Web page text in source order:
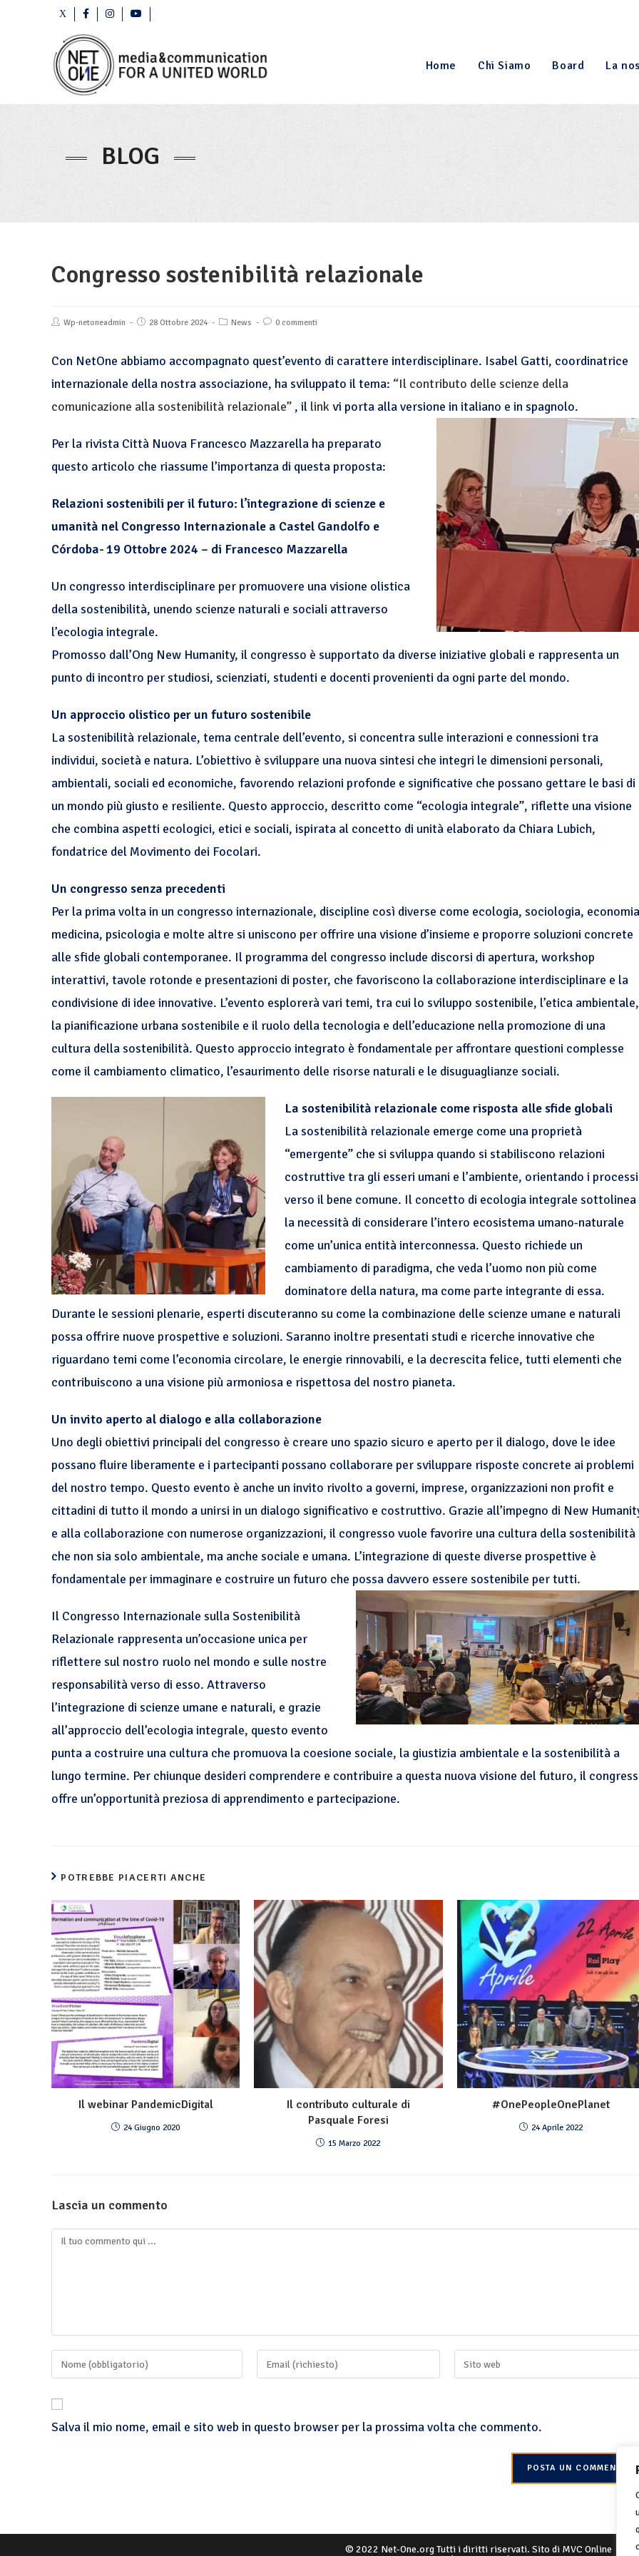
Home Chi Siamo Board La
BLOG
Congresso sostenibilità relazionale
Wp-netoneadmin 28 Ottobre 2024 News 0 commenti
Con NetOne abbiamo accompagnato quest’evento di carattere interdisciplinare. Isabel Gatti, coordinatrice
internazionale della nostra associazione, ha sviluppato il tema: “Il contributo delle scienze della
comunicazione alla sostenibilità relazionale” , il link vi porta alla versione in italiano e in spagnolo.
Per la rivista Città Nuova Francesco Mazzarella ha preparato
questo articolo che riassume l’importanza di questa proposta:
Relazioni sostenibili per il futuro: l’integrazione di scienze e
umanità nel Congresso Internazionale a Castel Gandolfo e
Córdoba- 19 Ottobre 2024 – di Francesco Mazzarella
Un congresso interdisciplinare per promuovere una visione olistica
della sostenibilità, unendo scienze naturali e sociali attraverso
l’ecologia integrale.
Promosso dall’Ong New Humanity, il congresso è supportato da diverse iniziative globali e rappresenta un
punto di incontro per studiosi, scienziati, studenti e docenti provenienti da ogni parte del mondo.
Un approccio olistico per un futuro sostenibile
La sostenibilità relazionale, tema centrale dell’evento, si concentra sulle interazioni e connessioni tra
individui, società e natura. L’obiettivo è sviluppare una nuova sintesi che integri le dimensioni personali,
ambientali, sociali ed economiche, favorendo relazioni profonde e significative che possano gettare le basi di
un mondo più giusto e resiliente. Questo approccio, descritto come “ecologia integrale”, riflette una visione
che combina aspetti ecologici, etici e sociali, ispirata al concetto di unità elaborato da Chiara Lubich,
fondatrice del Movimento dei Focolari.
Un congresso senza precedenti
Per la prima volta in un congresso internazionale, discipline così diverse come ecologia, sociologia,
medicina, psicologia e molte altre si uniscono per offrire una visione d’insieme e proporre soluzioni concrete
alle sfide globali contemporanee. Il programma del congresso include discorsi di apertura, workshop
interattivi, tavole rotonde e presentazioni di poster, che favoriscono la collaborazione interdisciplinare e la
condivisione di idee innovative. L’evento esplorerà vari temi, tra cui lo sviluppo sostenibile, l’etica ambientale,
la pianificazione urbana sostenibile e il ruolo della tecnologia e dell’educazione nella promozione di una
cultura della sostenibilità. Questo approccio integrato è fondamentale per affrontare questioni complesse
come il cambiamento climatico, l’esaurimento delle risorse naturali e le disuguaglianze sociali.
La sostenibilità relazionale come risposta alle sfide globali
La sostenibilità relazionale emerge come una proprietà
“emergente” che si sviluppa quando si stabiliscono relazioni
costruttive tra gli esseri umani e l’ambiente, orientando i processi
verso il bene comune. Il concetto di ecologia integrale sottolinea
la necessità di considerare l’intero ecosistema umano-naturale
come un’unica entità interconnessa. Questo richiede un
cambiamento di paradigma, che veda l’uomo non più come
dominatore della natura, ma come parte integrante di essa.
Durante le sessioni plenarie, esperti discuteranno su come la combinazione delle scienze umane e naturali
possa offrire nuove prospettive e soluzioni. Saranno inoltre presentati studi e ricerche innovative che
riguardano temi come l’economia circolare, le energie rinnovabili, e la decrescita felice, tutti elementi che
contribuiscono a una visione più armoniosa e rispettosa del nostro pianeta.
Un invito aperto al dialogo e alla collaborazione
Uno degli obiettivi principali del congresso è creare uno spazio sicuro e aperto per il dialogo, dove le idee
possano fluire liberamente e i partecipanti possano collaborare per sviluppare risposte concrete ai problemi
del nostro tempo. Questo evento è anche un invito rivolto a governi, imprese, organizzazioni non profit e
cittadini di tutto il mondo a unirsi in un dialogo significativo e costruttivo. Grazie all’impegno di New
e alla collaborazione con numerose organizzazioni, il congresso vuole favorire una cultura della sostenibilità
che non sia solo ambientale, ma anche sociale e umana. L’integrazione di queste diverse prospettive è
fondamentale per immaginare e costruire un futuro che possa davvero essere sostenibile per tutti.
Il Congresso Internazionale sulla Sostenibilità
Relazionale rappresenta un’occasione unica per
riflettere sul nostro ruolo nel mondo e sulle nostre
responsabilità verso di esso. Attraverso
l’integrazione di scienze umane e naturali, e grazie
all’approccio dell’ecologia integrale, questo evento
punta a costruire una cultura che promuova la coesione sociale, la giustizia ambientale e la sostenibilità a
lungo termine. Per chiunque desideri comprendere e contribuire a questa nuova visione del futuro, il
offre un’opportunità preziosa di apprendimento e partecipazione.
POTREBBE PIACERTI ANCHE
Il webinar PandemicDigital
24 Giugno 2020
Il contributo culturale di
Pasquale Foresi
15 Marzo 2022
#OnePeopleOnePlanet
24 Aprile 2022
Lascia un commento
Salva il mio nome, email e sito web in questo browser per la prossima volta che commento.
© 2022 Net-One.org Tutti i diritti riservati. Sito di MVC Online